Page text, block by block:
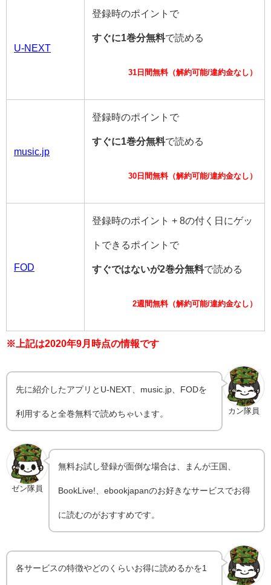
U-NEXT
登録時のポイントで
すぐに1巻分無料で読める
31日間無料（解約可能/違約金なし）
music.jp
登録時のポイントで
すぐに1巻分無料で読める
30日間無料（解約可能/違約金なし）
FOD
登録時のポイント + 8の付く日にゲッ
トできるポイントで
すぐではないが2巻分無料で読める
2週間無料（解約可能/違約金なし）
※上記は2020年9月時点の情報です
カン隊員
先に紹介したアプリとU-NEXT、music.jp、FODを
利用すると全巻無料で読めちゃいます。
ゼン隊員
無料お試し登録が面倒な場合は、まんが王国、
BookLive!、ebookjapanのお好きなサービスでお得
に読むのがおすすめです。
各サービスの特徴やどのくらいお得に読めるかを1